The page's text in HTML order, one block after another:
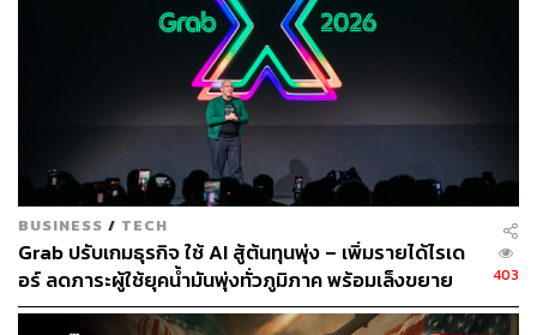
ประเด็นที่น่าสนใจที่หลายคนให้ความสนใจมากที่สุดคือ การ
เปลี่ยนบรรจุภัณฑ์มาใช้วัสดุประเภทที่ย่อยสลายได้ด้วยตัวเอง
และไม่ใช่พลาสติก ซึ่งในวันที่บริการสั่งอาหารผ่านแอปฯ ได้
รับความนิยมมากขึ้น ขยะพลาสติกจำพวกบรรจุภัณฑ์อาหาร
ก็เพิ่มขึ้นตามไปด้วย โดยตอนนี้มีผู้ประกอบการเพียงไม่กี่ราย
เท่านั้นที่เห็นความสำคัญในประเด็นดังกล่าว ขณะที่ GET
มองว่าแนวคิดบรรจุภัณฑ์ก็เป็นสิ่งที่ GET เล็งเห็นเช่นเดียวกัน
แต่ยังอยู่ในระหว่างการพิจารณานำมาปรับใช้จริง ซึ่งอาจจะ
เริ่มต้นกับร้านอาหารที่มีแนวร่วมเดียวกันและเข้าใจความ
สำคัญของประเด็นบรรจุภัณฑ์รักษ์โลก
BUSINESS / TECH
Grab ปรับเกมธุรกิจ ใช้ AI สู้ต้นทุนพุ่ง – เพิ่มรายได้ไรเด
อร์ ลดภาระผู้ใช้ยุคน้ำมันพุ่งทั่วภูมิภาค พร้อมเล็งขยาย
โมเดลธุรกิจใหม่กระจายเสี่ยงระยะยาว
403